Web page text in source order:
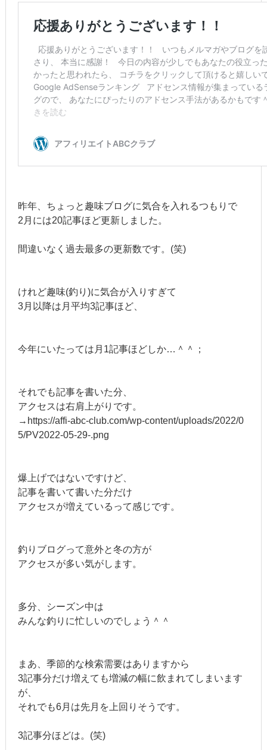
昨年、ちょっと趣味ブログに気合を入れるつもりで
2月には20記事ほど更新しました。
間違いなく過去最多の更新数です。(笑)
けれど趣味(釣り)に気合が入りすぎて
3月以降は月平均3記事ほど、
今年にいたっては月1記事ほどしか…＾＾；
それでも記事を書いた分、
アクセスは右肩上がりです。
→https://affi-abc-club.com/wp-content/uploads/2022/0
5/PV2022-05-29-.png
爆上げではないですけど、
記事を書いて書いた分だけ
アクセスが増えているって感じです。
釣りブログって意外と冬の方が
アクセスが多い気がします。
多分、シーズン中は
みんな釣りに忙しいのでしょう＾＾
まあ、季節的な検索需要はありますから
3記事分だけ増えても増減の幅に飲まれてしまいます
が、
それでも6月は先月を上回りそうです。
3記事分ほどは。(笑)